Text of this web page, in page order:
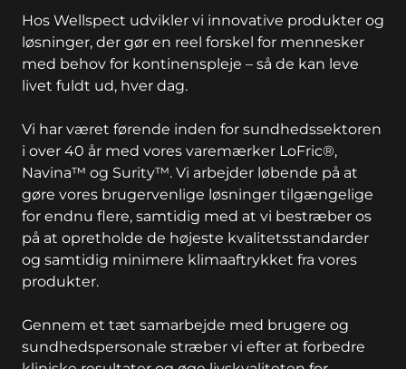
Hos Wellspect udvikler vi innovative produkter og
løsninger, der gør en reel forskel for mennesker
med behov for kontinenspleje – så de kan leve
livet fuldt ud, hver dag.
Vi har været førende inden for sundhedssektoren
i over 40 år med vores varemærker LoFric®,
Navina™ og Surity™. Vi arbejder løbende på at
gøre vores brugervenlige løsninger tilgængelige
for endnu flere, samtidig med at vi bestræber os
på at opretholde de højeste kvalitetsstandarder
og samtidig minimere klimaaftrykket fra vores
produkter.
Gennem et tæt samarbejde med brugere og
sundhedspersonale stræber vi efter at forbedre